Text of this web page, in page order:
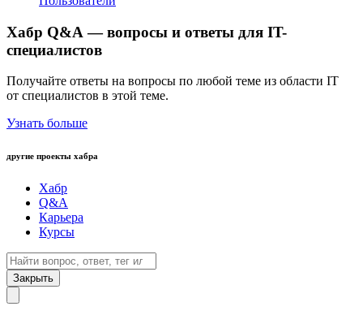
Хабр Q&A — вопросы и ответы для IT-
специалистов
Получайте ответы на вопросы по любой теме из области IT
от специалистов в этой теме.
Узнать больше
другие проекты хабра
Хабр
Q&A
Карьера
Курсы
Закрыть